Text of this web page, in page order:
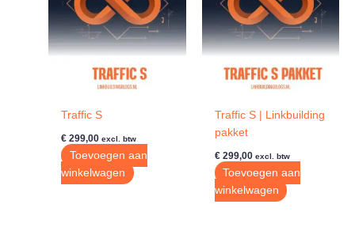
Traffic S
€ 299,00 excl. btw
Toevoegen aan
winkelwagen
Traffic S | Linkbuilding
pakket
€299,00 excl. btw
Toevoegen aan
winkelwagen